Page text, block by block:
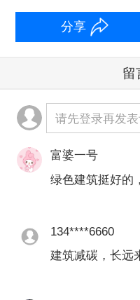
化：共塑城市可
国建筑节能协会
两个重要原因。
国家发改委和
《加快推动建
案》明确提出
建筑将全面执行
低能耗、近零能
长0.2亿平方米
分享
留
请先登录再发
富婆一号
绿色建筑挺好的
134****6660
建筑减碳，长远